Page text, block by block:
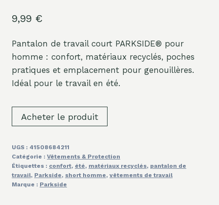
9,99 €
Pantalon de travail court PARKSIDE® pour
homme : confort, matériaux recyclés, poches
pratiques et emplacement pour genouillères.
Idéal pour le travail en été.
Acheter le produit
UGS : 41508684211
Catégorie : Vêtements & Protection
Étiquettes : confort, été, matériaux recyclés, pantalon de
travail, Parkside, short homme, vêtements de travail
Marque : Parkside